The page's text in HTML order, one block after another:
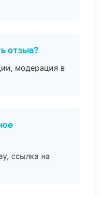
отзыв?
модерация в
ссылка на